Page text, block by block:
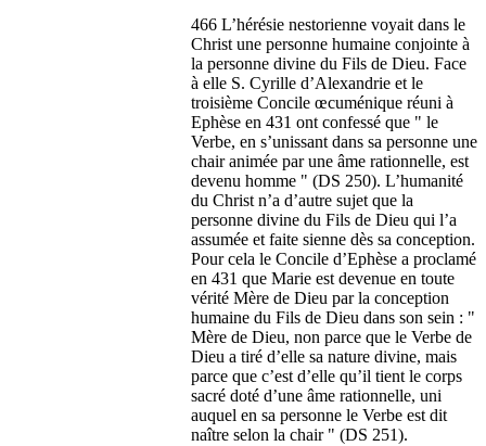
466 L’hérésie nestorienne voyait dans le
Christ une personne humaine conjointe à
la personne divine du Fils de Dieu. Face
à elle S. Cyrille d’Alexandrie et le
troisième Concile œcuménique réuni à
Ephèse en 431 ont confessé que " le
Verbe, en s’unissant dans sa personne une
chair animée par une âme rationnelle, est
devenu homme " (DS 250). L’humanité
du Christ n’a d’autre sujet que la
personne divine du Fils de Dieu qui l’a
assumée et faite sienne dès sa conception.
Pour cela le Concile d’Ephèse a proclamé
en 431 que Marie est devenue en toute
vérité Mère de Dieu par la conception
humaine du Fils de Dieu dans son sein : "
Mère de Dieu, non parce que le Verbe de
Dieu a tiré d’elle sa nature divine, mais
parce que c’est d’elle qu’il tient le corps
sacré doté d’une âme rationnelle, uni
auquel en sa personne le Verbe est dit
naître selon la chair " (DS 251).